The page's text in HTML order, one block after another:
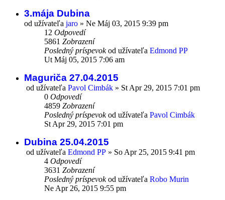
3.mája Dubina
od užívateľa jaro » Ne Máj 03, 2015 9:39 pm
12 Odpovedí
5861 Zobrazení
Posledný príspevokod užívateľa Edmond PP
Ut Máj 05, 2015 7:06 am
Maguriča 27.04.2015
od užívateľa Pavol Cimbák » St Apr 29, 2015 7:01 pm
0 Odpovedí
4859 Zobrazení
Posledný príspevokod užívateľa Pavol Cimbák
St Apr 29, 2015 7:01 pm
Dubina 25.04.2015
od užívateľa Edmond PP » So Apr 25, 2015 9:41 pm
4 Odpovedí
3631 Zobrazení
Posledný príspevokod užívateľa Robo Murin
Ne Apr 26, 2015 9:55 pm